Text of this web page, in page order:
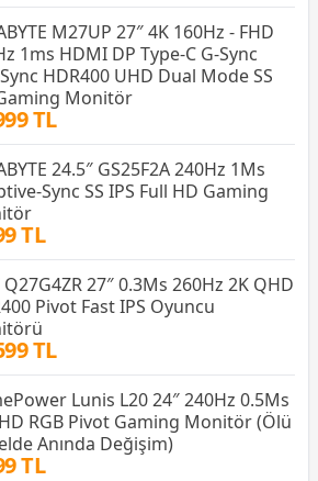
M27UP 27″ 4K 160Hz - FHD
1ms HDMI DP Type-C G-Sync
HDR400 UHD Dual Mode SS
Monitör
TL
24.5″ GS25F2A 240Hz 1Ms
Sync SS IPS Full HD Gaming
TL
Q27G4ZR 27″ 0.3Ms 260Hz 2K QHD
Pivot Fast IPS Oyuncu
TL
Lunis L20 24″ 240Hz 0.5Ms
RGB Pivot Gaming Monitör (Ölü
Anında Değişim)
TL